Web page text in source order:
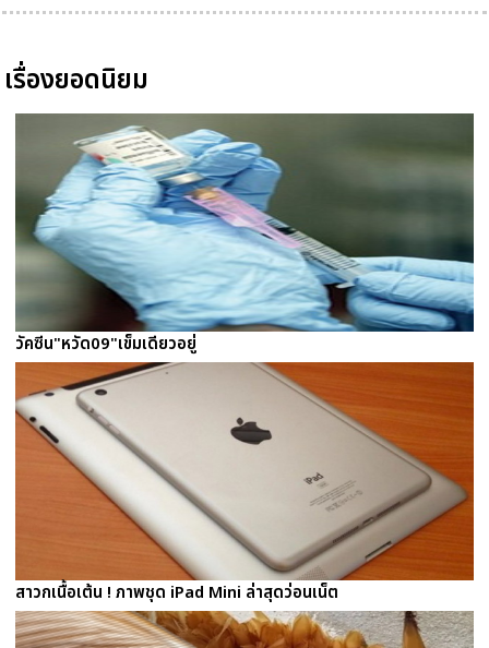
เรื่องยอดนิยม
วัคซีน"หวัด09"เข็มเดียวอยู่
สาวกเนื้อเต้น ! ภาพชุด iPad Mini ล่าสุดว่อนเน็ต